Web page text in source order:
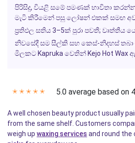
පිරිසිදු, වියළි සමේ පමණක් භාවිතා
මැටි කිරීමෙන් පසු ලෝෂන් එකක් සමඟ
ප්‍රතිඵල සතිය 3–5ක් පුරා පවතී; වෘත්තීය
නිවසේදී සම සීල්කි සහ කෙස්-නිදහස් තබා
මිලකට Kapruka වෙතින් Kejo Hot Wax
✭ ✭ ✭ ✭ ✭ 5.0 average based on
A well chosen beauty product usually
from the same shelf. Customers
weigh up waxing services and round the